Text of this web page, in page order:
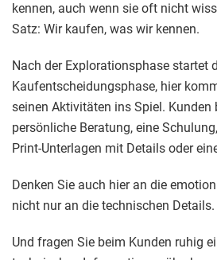
kennen, auch wenn sie oft nicht
Satz: Wir kaufen, was wir kennen.
Nach der Explorationsphase startet
Kaufentscheidungsphase, hier
seinen Aktivitäten ins Spiel. Kunden
persönliche Beratung, eine
Print-Unterlagen mit Details oder
Denken Sie auch hier an die
nicht nur an die technischen Details.
Und fragen Sie beim Kunden ruhig